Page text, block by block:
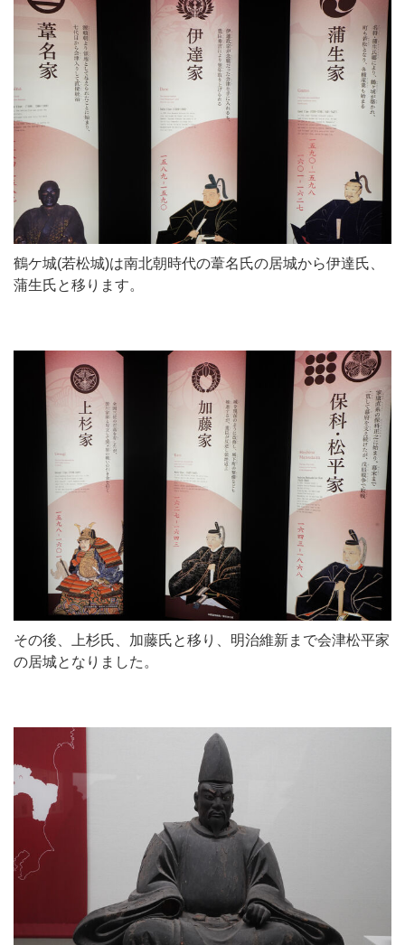
鶴ケ城(若松城)は南北朝時代の葦名氏の居城から伊達氏、
蒲生氏と移ります。
その後、上杉氏、加藤氏と移り、明治維新まで会津松平家
の居城となりました。